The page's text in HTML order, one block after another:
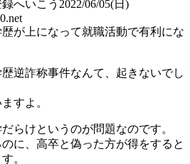
へいこう 2022/06/05(日)
が上になって就職活動で有利にな
逆詐称事件なんて、起きないでし
すよ。
らけというのが問題なのです。
に、高卒と偽った方が得をすると
。